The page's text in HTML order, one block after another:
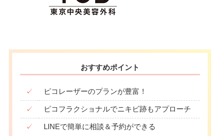
おすすめポイント
✓ ピコレーザーのプランが豊富！
✓ ピコフラクショナルでニキビ跡もアプローチ
✓ LINEで簡単に相談＆予約ができる